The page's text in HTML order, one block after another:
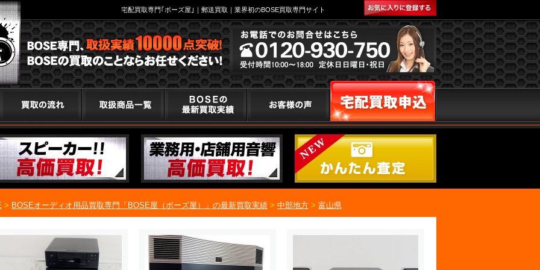
宅配買取専門｢ボーズ屋｣｜郵送買取｜業界初のBOSE買取専門サイト
> BOSEオーディオ用品買取専門「BOSE屋（ボーズ屋）」の最新買取実績 > 中部地方 > 富山県